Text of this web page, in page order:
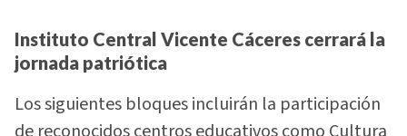
Instituto Central Vicente Cáceres cerrará la
jornada patriótica
Los siguientes bloques incluirán la participación